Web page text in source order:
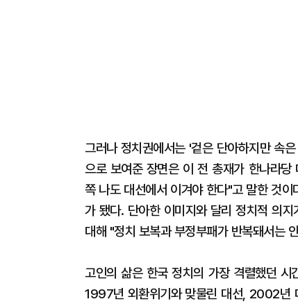
그러나 정치권에서는 '겉은 단아하지만 속
으로 보여준 장면은 이 전 총재가 한나라
쪽 나도 대선에서 이겨야 한다"고 말한 것
가 됐다. 단아한 이미지와 달리 정치적 의
대해 "정치 보복과 부정부패가 반복돼서는
고인의 삶은 한국 정치의 가장 격렬했던
1997년 외환위기와 맞물린 대선, 2002년